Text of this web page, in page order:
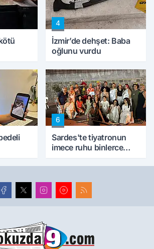
4
İzmir’de dehşet: Baba
oğlunu vurdu
6
Sardes'te tiyatronun
imece ruhu binlerce